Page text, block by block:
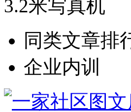
3.2米写真机
同类文章排
企业内训